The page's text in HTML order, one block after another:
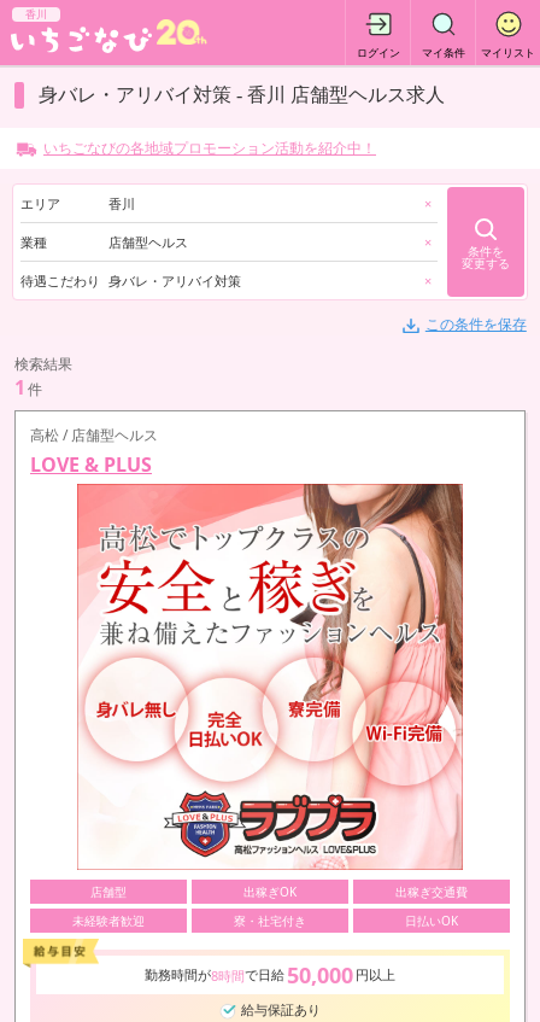
香川
ログイン マイ条件 マイリスト
身バレ・アリバイ対策 - 香川 店舗型ヘルス求人
いちごなびの各地域プロモーション活動を紹介中！
エリア 香川 ×
業種 店舗型ヘルス ×
待遇こだわり 身バレ・アリバイ対策 ×
条件を
変更する
この条件を保存
検索結果
1 件
高松 / 店舗型ヘルス
LOVE & PLUS
店舗型 出稼ぎOK
出稼ぎ交通費
未経験者歓迎
寮・社宅付き 日払いOK
勤務時間が8時間で日給 50,000 円以上
給与保証あり